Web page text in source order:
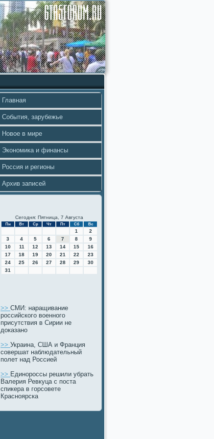
Главная
События, зарубежье
Новое в мире
Экономика и финансы
Россия и регионы
Архив записей
Сегодня: Пятница, 7 Августа
Пн Вт Ср Чт Пт Сб Вс
1
2
3
4 5 6 7 8
9
10
11 12 13 14 15
16
17
18 19 20 21 22
23
24
25 26 27 28 29
30
31
>> СМИ: наращивание
российского военного
присутствия в Сирии не
доказано
>> Украина, США и Франция
совершат наблюдательный
полет над Россией
>> Единороссы решили убрать
Валерия Ревкуца с поста
спикера в горсовете
Красноярска